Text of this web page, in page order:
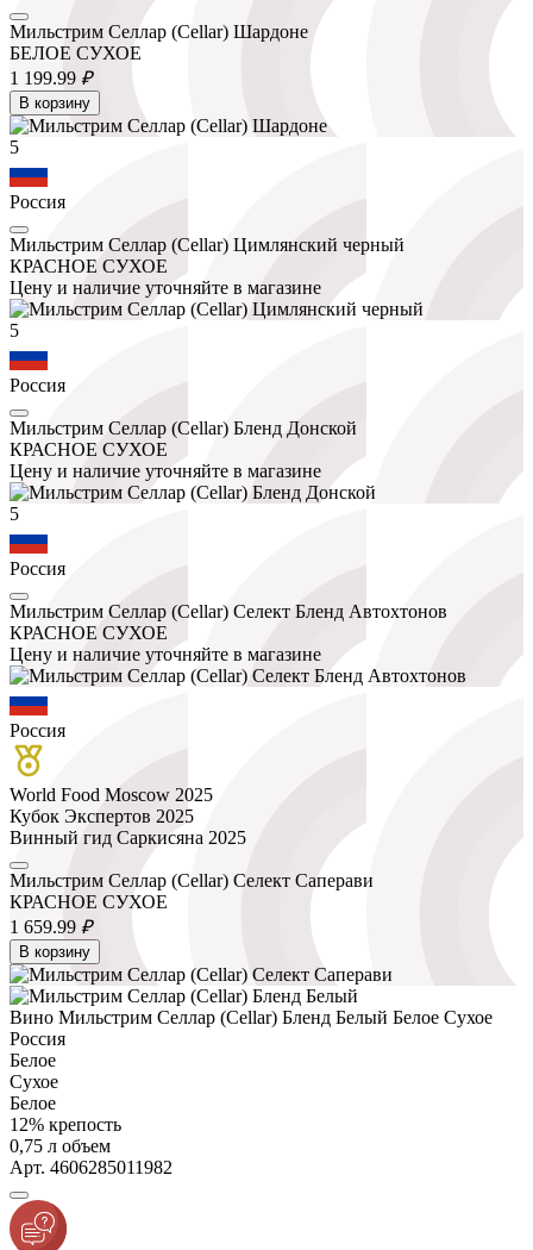
Мильстрим Селлар (Cellar) Шардоне
БЕЛОЕ СУХОЕ
1 199.99 ₽
В корзину
5
Россия
Мильстрим Селлар (Cellar) Цимлянский черный
КРАСНОЕ СУХОЕ
Цену и наличие уточняйте в магазине
5
Россия
Мильстрим Селлар (Cellar) Бленд Донской
КРАСНОЕ СУХОЕ
Цену и наличие уточняйте в магазине
5
Россия
Мильстрим Селлар (Cellar) Селект Бленд Автохтонов
КРАСНОЕ СУХОЕ
Цену и наличие уточняйте в магазине
Россия
World Food Moscow 2025
Кубок Экспертов 2025
Винный гид Саркисяна 2025
Мильстрим Селлар (Cellar) Селект Саперави
КРАСНОЕ СУХОЕ
1 659.99 ₽
В корзину
Вино Мильстрим Селлар (Cellar) Бленд Белый Белое Сухое
Россия
Белое
Сухое
Белое
12% крепость
0,75 л объем
Арт. 4606285011982